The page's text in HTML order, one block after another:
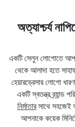
অত্যাশ্চর্য
একটি সেলুন লোগোতে
থেকে আলাদা হতে
হেয়ারড্রেসার লোগো
একটি স্বতন্ত্র ব্র্যান্ড
নির্মাতারসাথে সহজেই
আপনাকে কয়েক